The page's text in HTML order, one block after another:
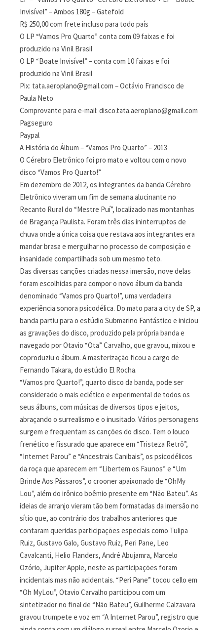
Invisível” – Ambos 180g – Gatefold
R$ 250,00 com frete incluso para todo país
O LP “Vamos Pro Quarto” conta com 09 faixas e foi
produzido na Vinil Brasil
O LP “Boate Invisível” – conta com 10 faixas e foi
produzido na Vinil Brasil
Pix: tata.aeroplano@gmail.com – Octávio Francisco de
Paula Neto
Comprovante para e-mail: disco.tata.aeroplano@gmail.com
Pagseguro
Paypal
A História do Álbum – “Vamos Pro Quarto” – 2013
O Cérebro Eletrônico foi pro mato e voltou com o novo
disco “Vamos Pro Quarto!”
Em dezembro de 2012, os integrantes da banda Cérebro
Eletrônico viveram um fim de semana alucinante no
Recanto Rural do “Mestre Puí”, localizado nas montanhas
de Bragança Paulista. Foram três dias ininterruptos de
chuva onde a única coisa que restava aos integrantes era
mandar brasa e mergulhar no processo de composição e
insanidade compartilhada sob um mesmo teto.
Das diversas canções criadas nessa imersão, nove delas
foram escolhidas para compor o novo álbum da banda
denominado “Vamos pro Quarto!”, uma verdadeira
experiência sonora psicodélica. Do mato para a city de SP, a
banda partiu para o estúdio Submarino Fantástico e iniciou
as gravações do disco, produzido pela própria banda e
navegado por Otavio “Ota” Carvalho, que gravou, mixou e
coproduziu o álbum. A masterização ficou a cargo de
Fernando Takara, do estúdio El Rocha.
“Vamos pro Quarto!”, quarto disco da banda, pode ser
considerado o mais eclético e experimental de todos os
seus álbuns, com músicas de diversos tipos e jeitos,
abraçando o surrealismo e o inusitado. Vários personagens
surgem e frequentam as canções do disco. Tem o louco
frenético e fissurado que aparece em “Tristeza Retrô”,
“Internet Parou” e “Ancestrais Canibais”, os psicodélicos
da roça que aparecem em “Libertem os Faunos” e “Um
Brinde Aos Pássaros”, o crooner apaixonado de “OhMy
Lou”, além do irônico boêmio presente em “Não Bateu”. As
ideias de arranjo vieram tão bem formatadas da imersão no
sítio que, ao contrário dos trabalhos anteriores que
contaram queridas participações especiais como Tulipa
Ruiz, Gustavo Galo, Gustavo Ruiz, Peri Pane, Leo
Cavalcanti, Helio Flanders, André Abujamra, Marcelo
Ozório, Jupiter Apple, neste as participações foram
incidentais mas não acidentais. “Peri Pane” tocou cello em
“Oh MyLou”, Otavio Carvalho participou com um
sintetizador no final de “Não Bateu”, Guilherme Calzavara
gravou trumpete e voz em “A Internet Parou”, registro que